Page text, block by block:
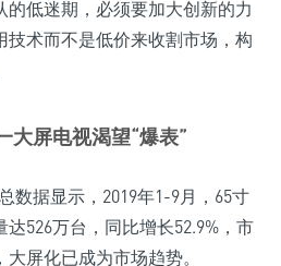
低迷期，必须要加大创新的力
技术而不是低价来收割市场，构
大屏电视渴望“爆表”
数据显示，2019年1-9月，65寸
526万台，同比增长52.9%，市
屏化已成为市场趋势。